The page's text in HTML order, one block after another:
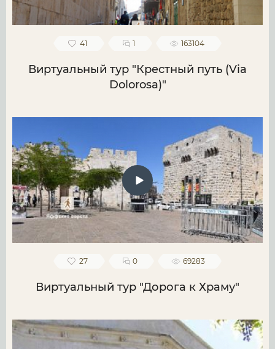
41 1 163104
Виртуальный тур "Крестный путь (Via
Dolorosa)"
27 0 69283
Виртуальный тур "Дорога к Храму"